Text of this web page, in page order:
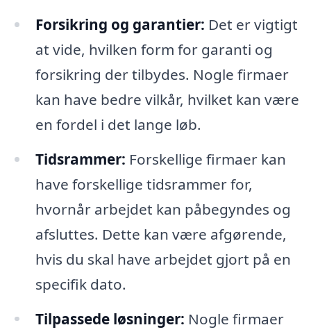
Forsikring og garantier: Det er vigtigt
at vide, hvilken form for garanti og
forsikring der tilbydes. Nogle firmaer
kan have bedre vilkår, hvilket kan være
en fordel i det lange løb.
Tidsrammer: Forskellige firmaer kan
have forskellige tidsrammer for,
hvornår arbejdet kan påbegyndes og
afsluttes. Dette kan være afgørende,
hvis du skal have arbejdet gjort på en
specifik dato.
Tilpassede løsninger: Nogle firmaer